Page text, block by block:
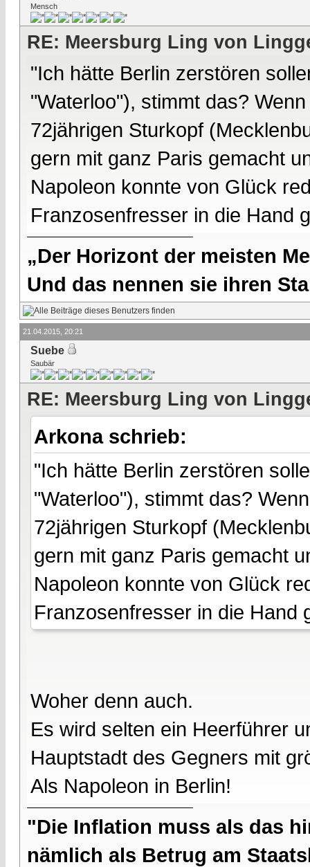
Mensch
RE: Meersburg Ling von
"Ich hätte Berlin zerstören
"Waterloo"), stimmt das?
72jährigen Sturkopf
gern mit ganz Paris gemacht
Napoleon konnte von Glück
Franzosenfresser in die Hand
„Der Horizont der meisten
Und das nennen sie ihren
21.04.2015, 20:21
Suebe
Saubär
RE: Meersburg Ling von
Arkona schrieb:
"Ich hätte Berlin zerstören
"Waterloo"), stimmt das?
72jährigen Sturkopf
gern mit ganz Paris gemacht
Napoleon konnte von Glück
Franzosenfresser in die Hand
Woher denn auch.
Es wird selten ein Heerführer
Hauptstadt des Gegners mit
Als Napoleon in Berlin!
"Die Inflation muss als das
nämlich als Betrug am